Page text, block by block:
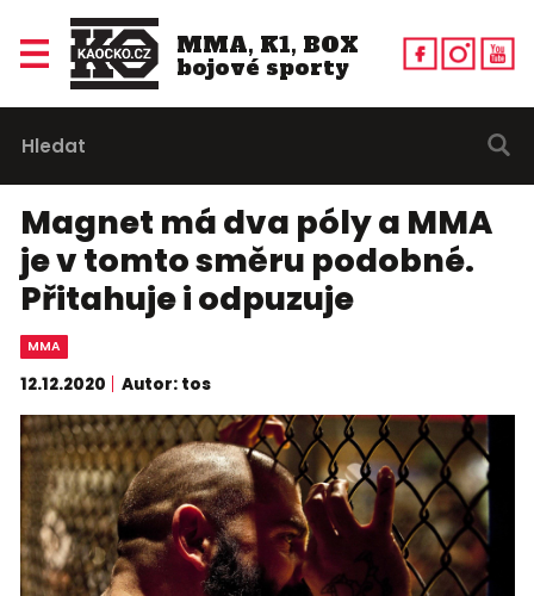
MMA, K1, BOX
bojové sporty
Magnet má dva póly a MMA
je v tomto směru podobné.
Přitahuje i odpuzuje
MMA
12.12.2020 Autor: tos